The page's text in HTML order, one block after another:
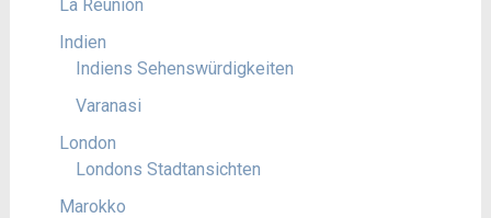
La Réunion
Indien
Indiens Sehenswürdigkeiten
Varanasi
London
Londons Stadtansichten
Marokko